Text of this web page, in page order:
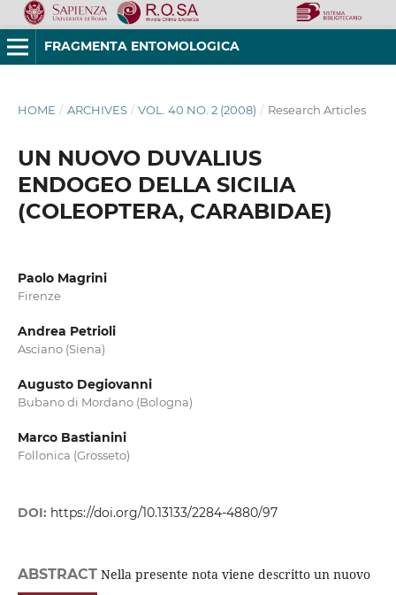
FRAGMENTA ENTOMOLOGICA
HOME / ARCHIVES / VOL. 40 NO. 2 (2008) / Research Articles
UN NUOVO DUVALIUS
ENDOGEO DELLA SICILIA
(COLEOPTERA, CARABIDAE)
Paolo Magrini
Firenze
Andrea Petrioli
Asciano (Siena)
Augusto Degiovanni
Bubano di Mordano (Bologna)
Marco Bastianini
Follonica (Grosseto)
DOI: https://doi.org/10.13133/2284-4880/97
ABSTRACTNella presente nota viene descritto un nuovo